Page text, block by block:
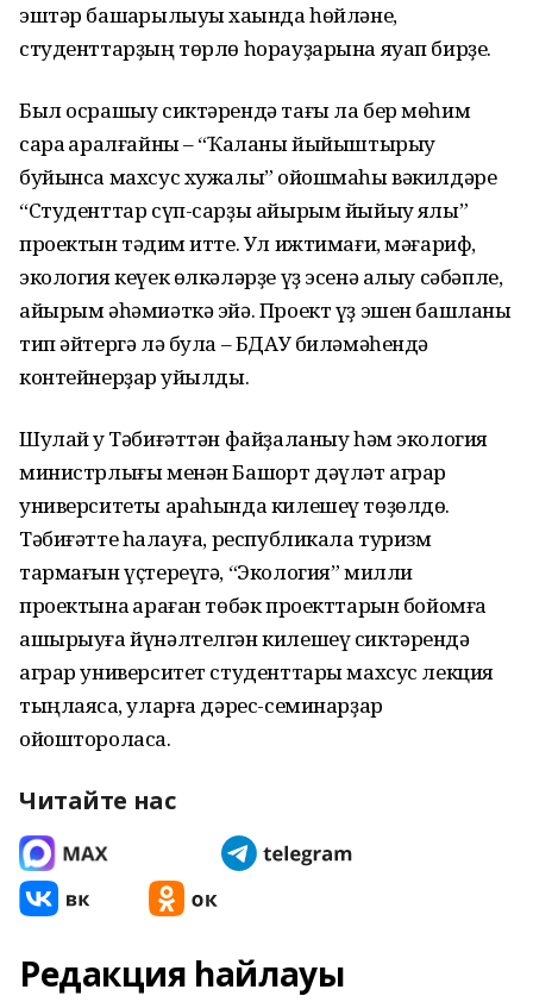
эштәр башҡарылыуы хаҡында һөйләне,
студенттарҙың төрлө һорауҙарына яуап бирҙе.
Был осрашыу сиктәрендә тағы ла бер мөһим
сара ҡаралғайны – “Ҡаланы йыйыштырыу
буйынса махсус хужалыҡ” ойошмаһы вәкилдәре
“Студенттар сүп-сарҙы айырым йыйыу яҡлы”
проектын тәҡдим итте. Ул ижтимағи, мәғариф,
экология кеүек өлкәләрҙе үҙ эсенә алыу сәбәпле,
айырым әһәмиәткә эйә. Проект үҙ эшен башланы
тип әйтергә лә була – БДАУ биләмәһендә
контейнерҙар ҡуйылды.
Шулай уҡ Тәбиғәттән файҙаланыу һәм экология
министрлығы менән Башҡорт дәүләт аграр
университеты араһында килешеү төҙөлдө.
Тәбиғәтте һаҡлауға, республикала туризм
тармағын үҫтереүгә, “Экология” милли
проектына ҡараған төбәк проекттарын бойомға
ашырыуға йүнәлтелгән килешеү сиктәрендә
аграр университет студенттары махсус лекция
тыңлаясаҡ, уларға дәрес-семинарҙар
ойоштороласаҡ.
Читайте нас
Редакция һайлауы